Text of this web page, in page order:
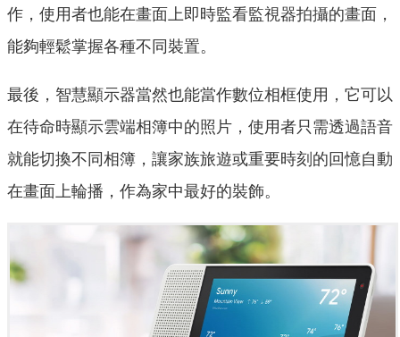
作，使用者也能在畫面上即時監看監視器拍攝的畫面，
能夠輕鬆掌握各種不同裝置。
最後，智慧顯示器當然也能當作數位相框使用，它可以
在待命時顯示雲端相簿中的照片，使用者只需透過語音
就能切換不同相簿，讓家族旅遊或重要時刻的回憶自動
在畫面上輪播，作為家中最好的裝飾。